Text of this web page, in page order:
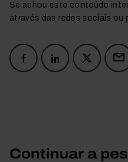
Se achou este conteúdo
através das redes sociais ou
Continuar a